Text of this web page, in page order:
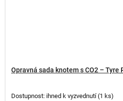
Opravná sada knotem s CO2 – Tyre
Dostupnost: ihned k vyzvednutí(1 ks)